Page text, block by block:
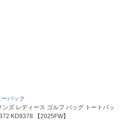
バック
ズ レディース ゴルフ バッグ トートバッ
KD9378 【2025FW】